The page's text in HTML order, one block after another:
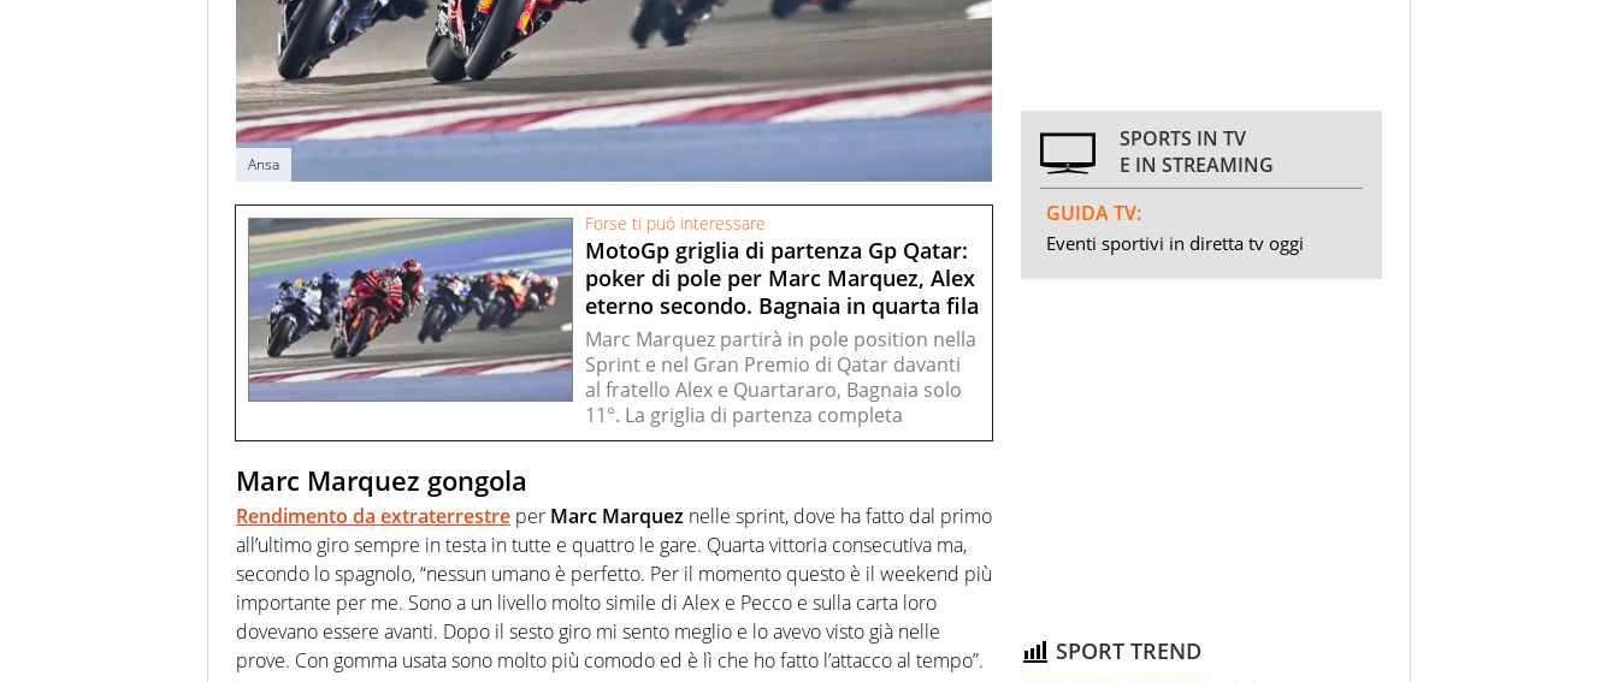
Ansa
Forse ti può interessare
MotoGp griglia di partenza Gp Qatar:
poker di pole per Marc Marquez, Alex
eterno secondo. Bagnaia in quarta fila
Marc Marquez partirà in pole position nella
Sprint e nel Gran Premio di Qatar davanti
al fratello Alex e Quartararo, Bagnaia solo
11°. La griglia di partenza completa
Marc Marquez gongola
Rendimento da extraterrestre per Marc Marquez nelle sprint, dove ha fatto dal primo
all’ultimo giro sempre in testa in tutte e quattro le gare. Quarta vittoria consecutiva ma,
secondo lo spagnolo, “nessun umano è perfetto. Per il momento questo è il weekend più
importante per me. Sono a un livello molto simile di Alex e Pecco e sulla carta loro
dovevano essere avanti. Dopo il sesto giro mi sento meglio e lo avevo visto già nelle
prove. Con gomma usata sono molto più comodo ed è lì che ho fatto l’attacco al tempo”.
SPORTS IN TV
E IN STREAMING
GUIDA TV:
Eventi sportivi in diretta tv oggi
SPORT TREND